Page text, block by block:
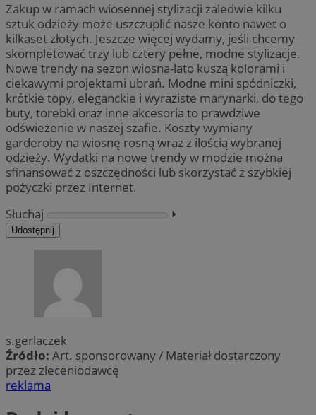
Zakup w ramach wiosennej stylizacji zaledwie kilku
sztuk odzieży może uszczuplić nasze konto nawet o
kilkaset złotych. Jeszcze więcej wydamy, jeśli chcemy
skompletować trzy lub cztery pełne, modne stylizacje.
Nowe trendy na sezon wiosna-lato kuszą kolorami i
ciekawymi projektami ubrań. Modne mini spódniczki,
krótkie topy, eleganckie i wyraziste marynarki, do tego
buty, torebki oraz inne akcesoria to prawdziwe
odświeżenie w naszej szafie. Koszty wymiany
garderoby na wiosnę rosną wraz z ilością wybranej
odzieży. Wydatki na nowe trendy w modzie można
sfinansować z oszczędności lub skorzystać z szybkiej
pożyczki przez Internet.
Słuchaj
⏵︎
Udostępnij
s.gerlaczek
Źródło: Art. sponsorowany / Materiał dostarczony
przez zleceniodawcę
reklama